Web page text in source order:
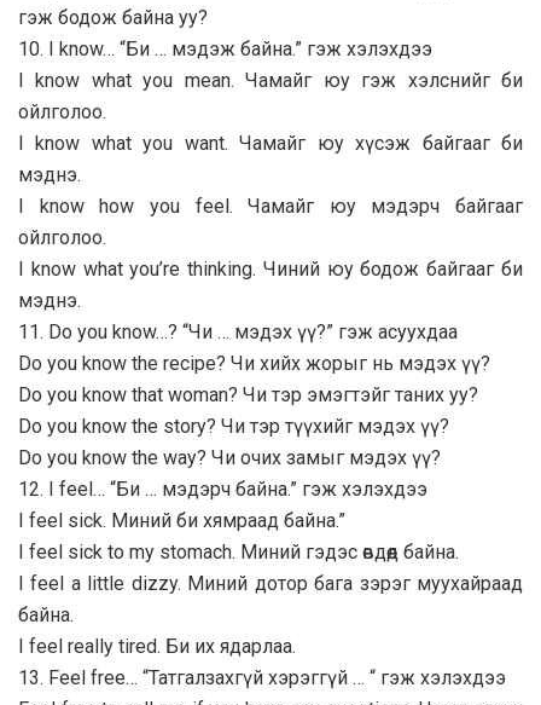
гэж бодож байна уу?
10. I know… “Би … мэдэж байна.” гэж хэлэхдээ
I know what you mean. Чамайг юу гэж хэлснийг би
ойлголоо.
I know what you want. Чамайг юу хүсэж байгааг би
мэднэ.
I know how you feel. Чамайг юу мэдэрч байгааг
ойлголоо.
I know what you’re thinking. Чиний юу бодож байгааг би
мэднэ.
11. Do you know…? “Чи … мэдэх үү?” гэж асуухдаа
Do you know the recipe? Чи хийх жорыг нь мэдэх үү?
Do you know that woman? Чи тэр эмэгтэйг таних уу?
Do you know the story? Чи тэр түүхийг мэдэх үү?
Do you know the way? Чи очих замыг мэдэх үү?
12. I feel… “Би … мэдэрч байна.” гэж хэлэхдээ
I feel sick. Миний би хямраад байна.”
I feel sick to my stomach. Миний гэдэс өвдөөд байна.
I feel a little dizzy. Миний дотор бага зэрэг муухайраад
байна.
I feel really tired. Би их ядарлаа.
13. Feel free… “Татгалзахгүй хэрэггүй … “ гэж хэлэхдээ